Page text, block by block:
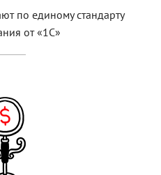
по единому стандарту
от «1С»